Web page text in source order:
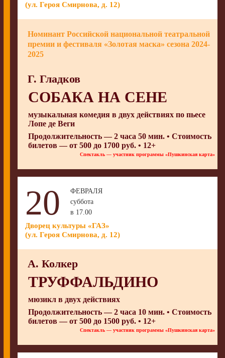
(ул. Героя Смирнова, д. 12)
Номинант Российской национальной театральной
премии и фестиваля «Золотая маска» сезона 2024-
2025
Г. Гладков
СОБАКА НА СЕНЕ
музыкальная комедия в двух действиях по пьесе
Лопе де Веги
Продолжительность — 2 часа 50 мин. • Стоимость
билетов — от 500 до 1700 руб. • 12+
Спектакль — участник программы «Пушкинская карта»
20
ФЕВРАЛЯ
суббота
в 17.00
Дворец культуры «ГАЗ»
(ул. Героя Смирнова, д. 12)
А. Колкер
ТРУФФАЛЬДИНО
мюзикл в двух действиях
Продолжительность — 2 часа 10 мин. • Стоимость
билетов — от 500 до 1500 руб. • 12+
Спектакль — участник программы «Пушкинская карта»